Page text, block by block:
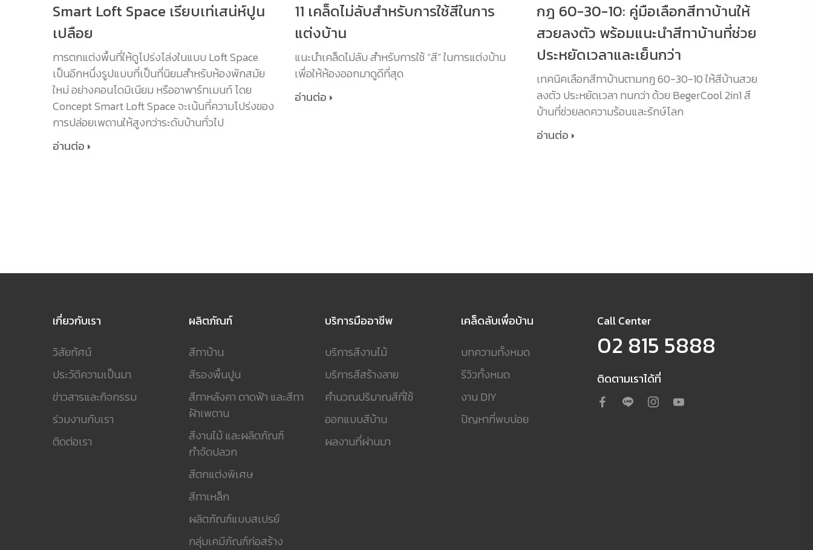
Smart Loft Space เรียบเท่เสน่ห์ปูน
เปลือย
การตกแต่งพื้นที่ให้ดูโปร่งโล่งในแบบ Loft Space
เป็นอีกหนึ่งรูปแบบที่เป็นที่นิยมสำหรับห้องพักสมัย
ใหม่ อย่างคอนโดมิเนียม หรืออาพาร์ทเมนท์ โดย
Concept Smart Loft Space จะเน้นที่ความโปร่งของ
การปล่อยเพดานให้สูงกว่าระดับบ้านทั่วไป
อ่านต่อ
11 เคล็ดไม่ลับสำหรับการใช้สีในการ
แต่งบ้าน
แนะนำเคล็ดไม่ลับ สำหรับการใช้ “สี” ในการแต่งบ้าน
เพื่อให้ห้องออกมาดูดีที่สุด
อ่านต่อ
กฎ 60-30-10: คู่มือเลือกสีทาบ้านให้
สวยลงตัว พร้อมแนะนำสีทาบ้านที่ช่วย
ประหยัดเวลาและเย็นกว่า
เทคนิคเลือกสีทาบ้านตามกฎ 60-30-10 ให้สีบ้านสวย
ลงตัว ประหยัดเวลา ทนกว่า ด้วย BegerCool 2in1 สี
บ้านที่ช่วยลดความร้อนและรักษ์โลก
อ่านต่อ
เกี่ยวกับเรา
วิสัยทัศน์
ประวัติความเป็นมา
ข่าวสารและกิจกรรม
ร่วมงานกับเรา
ติดต่อเรา
ผลิตภัณฑ์
สีทาบ้าน
สีรองพื้นปูน
สีทาหลังคา ดาดฟ้า และสีทา
ฝ้าเพดาน
สีงานไม้ และผลิตภัณฑ์
กำจัดปลวก
สีตกแต่งพิเศษ
สีทาเหล็ก
ผลิตภัณฑ์แบบสเปรย์
กลุ่มเคมีภัณฑ์ก่อสร้าง
บริการมืออาชีพ
บริการสีงานไม้
บริการสีสร้างลาย
คำนวณปริมาณสีที่ใช้
ออกแบบสีบ้าน
ผลงานที่ผ่านมา
เคล็ดลับเพื่อบ้าน
บทความทั้งหมด
รีวิวทั้งหมด
งาน DIY
ปัญหาที่พบบ่อย
Call Center
02 815 5888
ติดตามเราได้ที่